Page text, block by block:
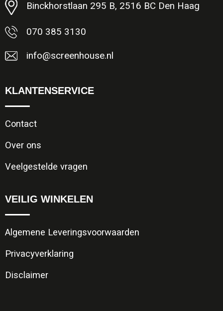
Binckhorstlaan 295 B, 2516 BC Den Haag
070 385 3130
info@screenhouse.nl
KLANTENSERVICE
Contact
Over ons
Veelgestelde vragen
VEILIG WINKELEN
Algemene Leveringsvoorwaarden
Privacyverklaring
Disclaimer